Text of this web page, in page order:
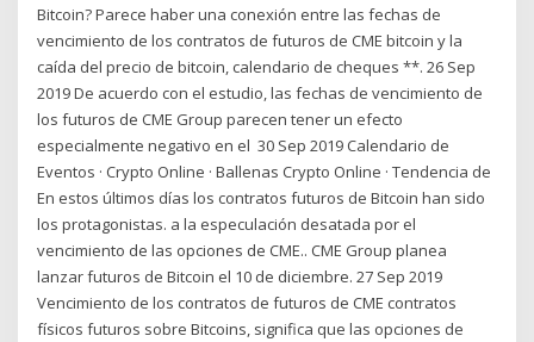
Bitcoin? Parece haber una conexión entre las fechas de
vencimiento de los contratos de futuros de CME bitcoin y la
caída del precio de bitcoin, calendario de cheques **. 26 Sep
2019 De acuerdo con el estudio, las fechas de vencimiento de
los futuros de CME Group parecen tener un efecto
especialmente negativo en el 30 Sep 2019 Calendario de
Eventos · Crypto Online · Ballenas Crypto Online · Tendencia de
En estos últimos días los contratos futuros de Bitcoin han sido
los protagonistas. a la especulación desatada por el
vencimiento de las opciones de CME.. CME Group planea
lanzar futuros de Bitcoin el 10 de diciembre. 27 Sep 2019
Vencimiento de los contratos de futuros de CME contratos
físicos futuros sobre Bitcoins, significa que las opciones de